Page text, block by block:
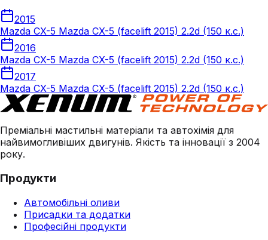
2015
Mazda CX-5 Mazda CX-5 (facelift 2015) 2.2d (150 к.с.)
2016
Mazda CX-5 Mazda CX-5 (facelift 2015) 2.2d (150 к.с.)
2017
Mazda CX-5 Mazda CX-5 (facelift 2015) 2.2d (150 к.с.)
Преміальні мастильні матеріали та автохімія для
найвимогливіших двигунів. Якість та інновації з 2004
року.
Продукти
Автомобільні оливи
Присадки та додатки
Професійні продукти